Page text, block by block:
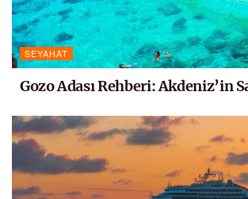
SEYAHAT
Gozo Adası Rehberi: Akdeniz’in